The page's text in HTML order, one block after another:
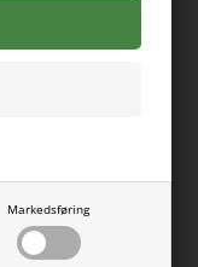
Markedsføring
og top. Toppen
nakken og om på
med hjerter.